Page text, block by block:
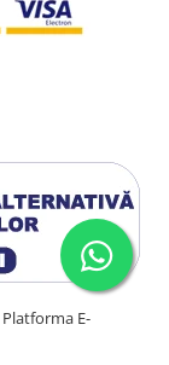
Platforma E-